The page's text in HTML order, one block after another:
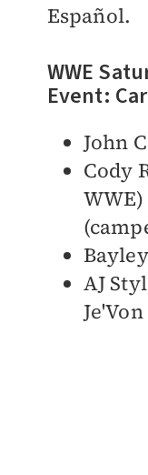
Español.
WWE
Event:
John
Cody
AJ